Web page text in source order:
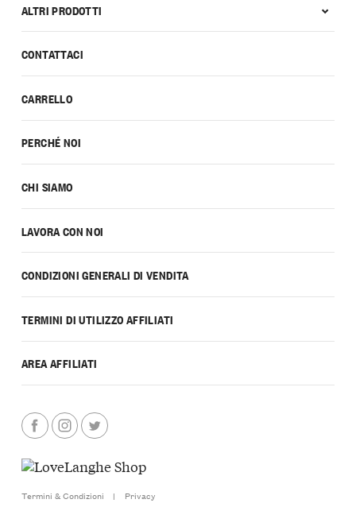
CONTATTACI
CARRELLO
PERCHÉ NOI
CHI SIAMO
LAVORA CON NOI
CONDIZIONI GENERALI DI VENDITA
TERMINI DI UTILIZZO AFFILIATI
AREA AFFILIATI
ALTRI PRODOTTI
Termini & Condizioni | Privacy